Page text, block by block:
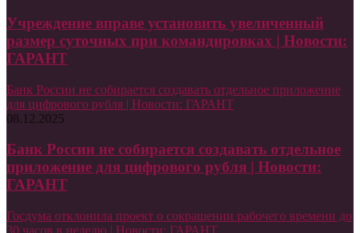
Учреждение вправе установить увеличенный
размер суточных при командировках | Новости:
ГАРАНТ
Банк России не собирается создавать отдельное приложение
для цифрового рубля | Новости: ГАРАНТ
08.12.2025
Банк России не собирается создавать отдельное
приложение для цифрового рубля | Новости:
ГАРАНТ
Госдума отклонила проект о сокращении рабочего времени до
30 часов в неделю | Новости: ГАРАНТ